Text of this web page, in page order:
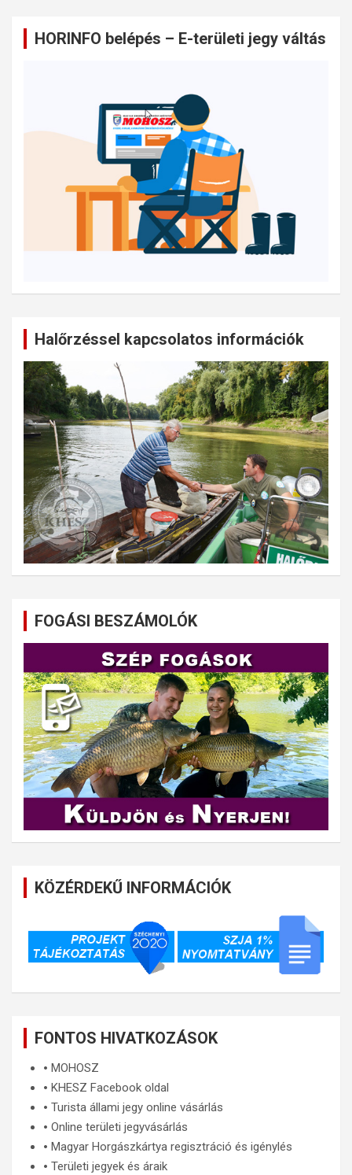
HORINFO belépés – E-területi jegy váltás
Halőrzéssel kapcsolatos információk
FOGÁSI BESZÁMOLÓK
KÖZÉRDEKŰ INFORMÁCIÓK
FONTOS HIVATKOZÁSOK
🞄 MOHOSZ
🞄 KHESZ Facebook oldal
🞄 Turista állami jegy online vásárlás
🞄 Online területi jegyvásárlás
🞄 Magyar Horgászkártya regisztráció és igénylés
🞄 Területi jegyek és áraik